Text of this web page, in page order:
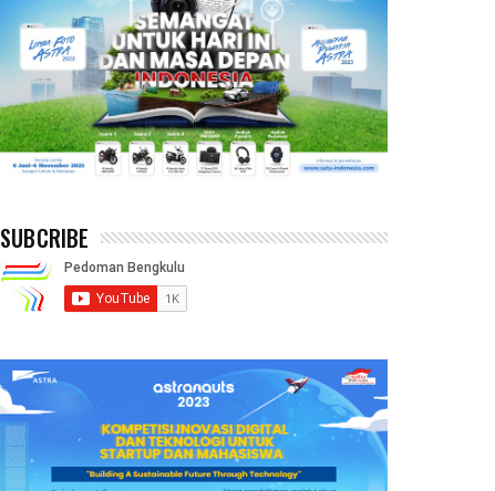
SUBCRIBE